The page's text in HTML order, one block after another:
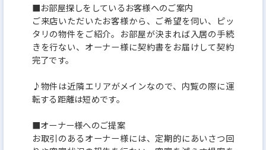
■お部屋探しをしているお客様へのご案内
ご来店いただいたお客様から、ご希望を伺い、ピッ
タリの物件をご紹介。お部屋が決まれば入居の手続
きを行ない、オーナー様に契約書をお届けして契約
完了です。
♪物件は近隣エリアがメインなので、内覧の際に運
転する距離は短めです。
■オーナー様へのご提案
お取引のあるオーナー様には、定期的にあいさつ回